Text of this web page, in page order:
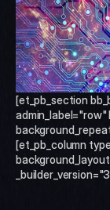
VSN News
VSN News
VSNExplorer +
[et_pb_section
[et_pb_column